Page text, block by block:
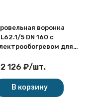
воронка
5 DN 160 с
для
126 ₽/шт.
В корзину